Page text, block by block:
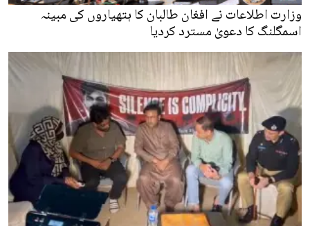
وزارت اطلاعات نے افغان طالبان کا ہتھیاروں کی مبینہ
اسمگلنگ کا دعویٰ مسترد کردیا